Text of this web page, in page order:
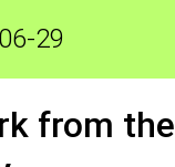
29
from the